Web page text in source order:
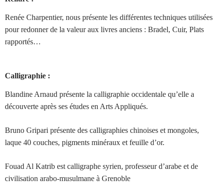
Renée Charpentier, nous présente les différentes techniques utilisées
pour redonner de la valeur aux livres anciens : Bradel, Cuir, Plats
rapportés…
Calligraphie :
Blandine Arnaud présente la calligraphie occidentale qu’elle a
découverte après ses études en Arts Appliqués.
Bruno Gripari présente des calligraphies chinoises et mongoles,
laque 40 couches, pigments minéraux et feuille d’or.
Fouad Al Katrib est calligraphe syrien, professeur d’arabe et de
civilisation arabo-musulmane à Grenoble